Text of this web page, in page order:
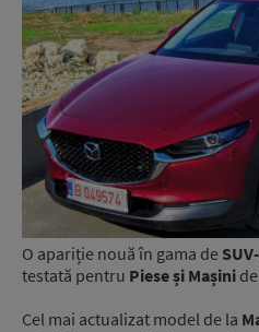
O apariție nouă în gama de
testată pentru Piese și Mașini de
Cel mai actualizat model de la